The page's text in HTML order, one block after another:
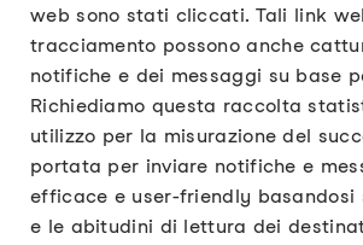
web sono stati cliccati. Tali link
tracciamento possono anche
notifiche e dei messaggi su base
Richiediamo questa raccolta
utilizzo per la misurazione del
portata per inviare notifiche e
efficace e user-friendly basandosi
e le abitudini di lettura dei